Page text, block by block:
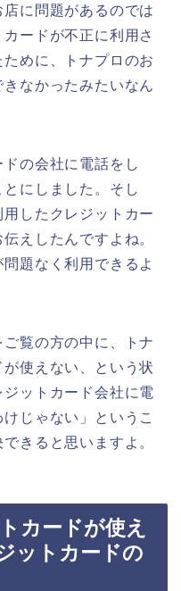
に問題があるのでは
ードが不正に利用さ
めに、トナプロのお
なかったみたいなん
の会社に電話をし
にしました。そし
したクレジットカー
えしたんですよね。
題なく利用できるよ
覧の方の中に、トナ
使えない、という状
ットカード会社に電
じゃない」というこ
きると思いますよ。
カードが使え
ットカードの